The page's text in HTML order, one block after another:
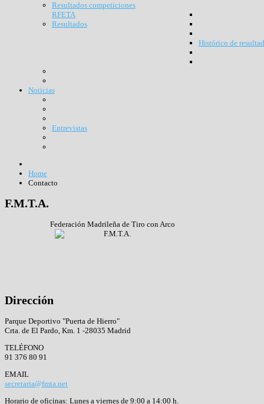
Resultados competiciones
RFETA
Resultados
Histórico de
Noticias
Entrevistas
Home
Contacto
F.M.T.A.
Federación Madrileña de Tiro con Arco
Dirección
Parque Deportivo "Puerta de Hierro"
Crta. de El Pardo, Km. 1 -28035 Madrid
TELÉFONO
91 376 80 91
EMAIL
secretaria@fmta.net
Horario de oficinas: Lunes a viernes de 9:00 a 14:00 h.